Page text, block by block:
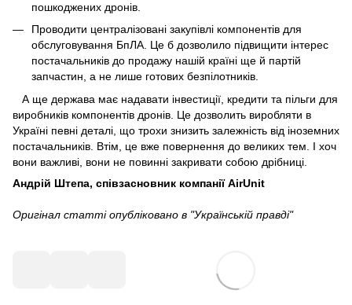
пошкоджених дронів.
Проводити централізовані закупівлі компонентів для
обслуговування БпЛА. Це б дозволило підвищити інтерес
постачальників до продажу нашій країні ще й партій
запчастин, а не лише готових безпілотників.
А ще держава має надавати інвестиції, кредити та пільги для
виробників компонентів дронів. Це дозволить виробляти в
Україні певні деталі, що трохи знизить залежність від іноземних
постачальників. Втім, це вже повернення до великих тем. І хоч
вони важливі, вони не повинні закривати собою дрібниці.
Андрій Штепа, співзасновник компанії AirUnit
Оригінал статті опубліковано в "Українській правді"